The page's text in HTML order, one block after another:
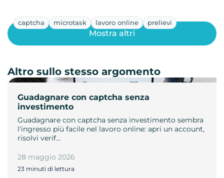
captcha microtask lavoro online prelievi
Guadagnare con captcha senza
investimento
Guadagnare con captcha senza investimento sembra
l'ingresso più facile nel lavoro online: apri un account,
risolvi verif…
28 maggio 2026
23 minuti di lettura
Mostra altri
Altro sullo stesso argomento